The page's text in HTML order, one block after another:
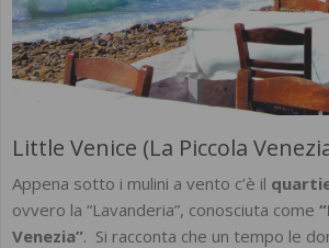
Little Venice (La Piccola
Appena sotto i mulini a vento c’è il
ovvero la “Lavanderia”, conosciuta come
Venezia”. Si racconta che un tempo le